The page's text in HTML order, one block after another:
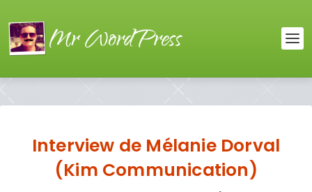
Interview de Mélanie Dorval
(Kim Communication)